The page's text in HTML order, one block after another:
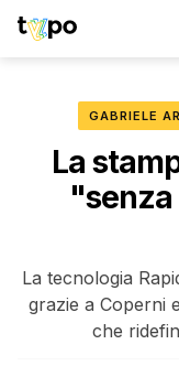
GABRIELE
La
La tecnologia
grazie a Coperni
che